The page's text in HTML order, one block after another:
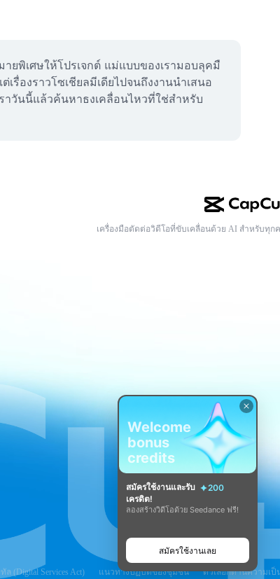
พิเศษให้โปรเจกต์ แม่แบบของเรามอบลุคมื
รื่องราวโซเชียลมีเดียไปจนถึงงานนำเสนอ
วันนี้แล้วค้นหาธงเคลื่อนไหวที่ใช่สำหรับ
เครื่องมือตัดต่อวิดีโอที่ขับเคลื่อนด้วย AI สำหรับทุก
(Digital Services Act) แนวทางปฏิบัติของชุมชน ตัวเลือกด้านความเ
Welcome
bonus
credits
สมัครใช้งานและรับ
200
เครดิต!
ลองสร้างวิดีโอด้วย Seedance ฟรี!
สมัครใช้งานเลย